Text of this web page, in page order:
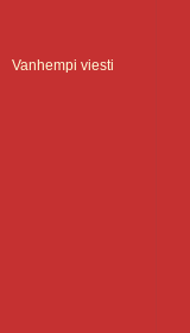
Vanhempi viesti